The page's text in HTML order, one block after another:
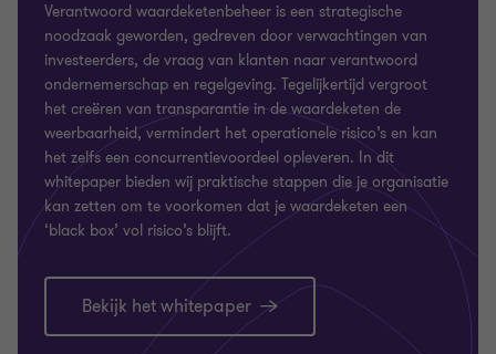
Verantwoord waardeketenbeheer is een strategische
noodzaak geworden, gedreven door verwachtingen van
investeerders, de vraag van klanten naar verantwoord
ondernemerschap en regelgeving. Tegelijkertijd vergroot
het creëren van transparantie in de waardeketen de
weerbaarheid, vermindert het operationele risico’s en kan
het zelfs een concurrentievoordeel opleveren. In dit
whitepaper bieden wij praktische stappen die je organisatie
kan zetten om te voorkomen dat je waardeketen een
‘black box’ vol risico’s blijft.
Bekijk het whitepaper